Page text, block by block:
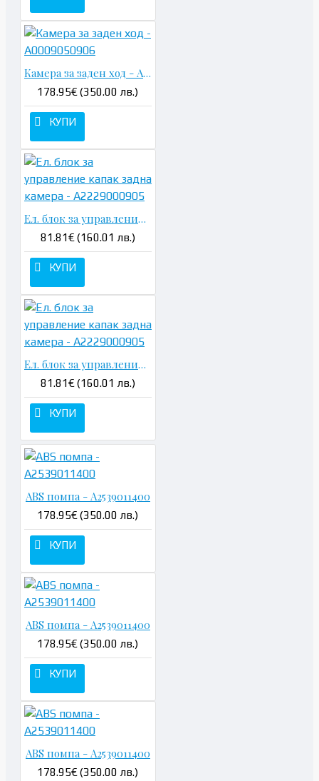
Камера за заден ход - A0009050906
178.95€ (350.00 лв.)
КУПИ
Ел. блок за управление капак задна камера - A2229000905
81.81€ (160.01 лв.)
КУПИ
Ел. блок за управление капак задна камера - A2229000905
81.81€ (160.01 лв.)
КУПИ
ABS помпа - A2539011400
178.95€ (350.00 лв.)
КУПИ
ABS помпа - A2539011400
178.95€ (350.00 лв.)
КУПИ
ABS помпа - A2539011400
178.95€ (350.00 лв.)